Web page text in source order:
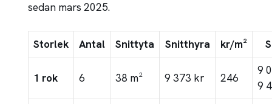
sedan mars 2025.
Storlek Antal Snittyta Snitthyra kr/m²
1 rok 6 38 m² 9 373 kr 246
9
9